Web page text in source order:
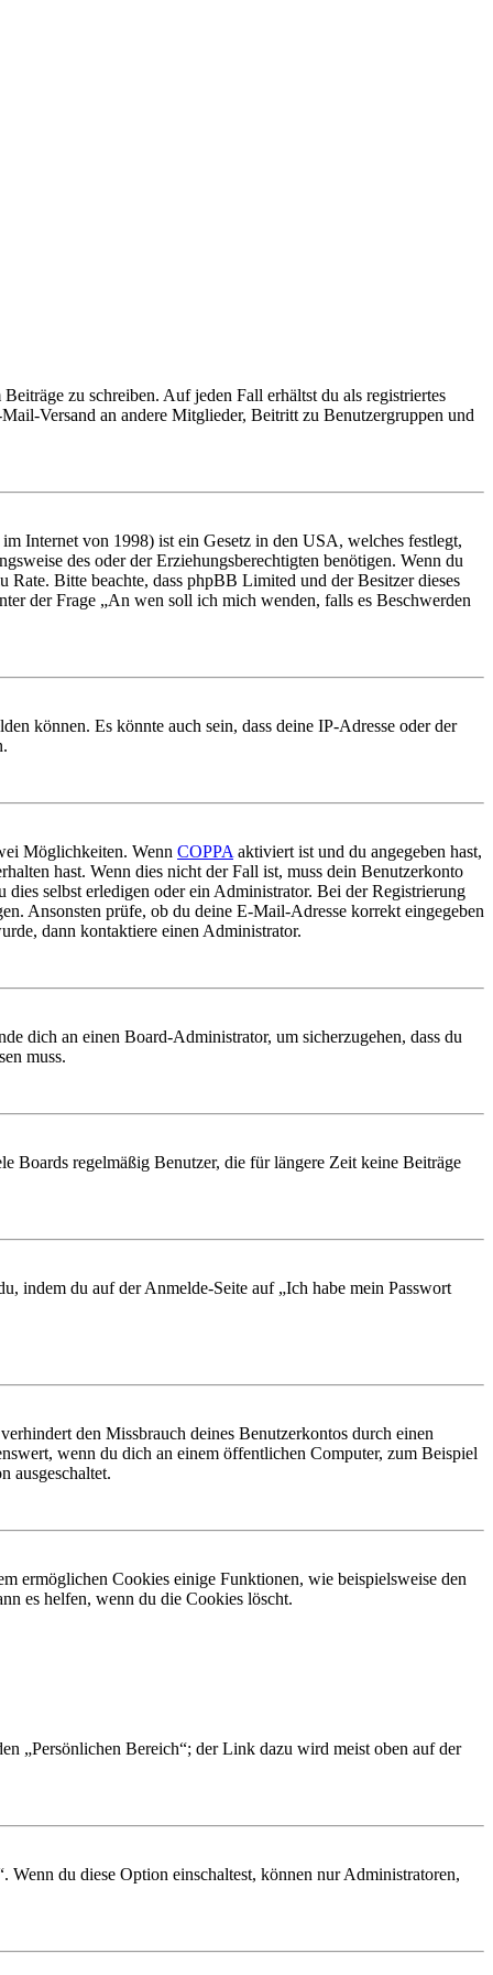
zu schreiben. Auf jeden Fall erhältst du als registriertes
Versand an andere Mitglieder, Beitritt zu Benutzergruppen und
Internet von 1998) ist ein Gesetz in den USA, welches festlegt,
des oder der Erziehungsberechtigten benötigen. Wenn du
Bitte beachte, dass phpBB Limited und der Besitzer dieses
der Frage „An wen soll ich mich wenden, falls es Beschwerden
können. Es könnte auch sein, dass deine IP-Adresse oder der
Möglichkeiten. Wenn COPPA aktiviert ist und du angegeben hast,
hast. Wenn dies nicht der Fall ist, muss dein Benutzerkonto
selbst erledigen oder ein Administrator. Bei der Registrierung
Ansonsten prüfe, ob du deine E-Mail-Adresse korrekt eingegeben
dann kontaktiere einen Administrator.
dich an einen Board-Administrator, um sicherzugehen, dass du
muss.
Boards regelmäßig Benutzer, die für längere Zeit keine Beiträge
indem du auf der Anmelde-Seite auf „Ich habe mein Passwort
den Missbrauch deines Benutzerkontos durch einen
wenn du dich an einem öffentlichen Computer, zum Beispiel
ausgeschaltet.
ermöglichen Cookies einige Funktionen, wie beispielsweise den
es helfen, wenn du die Cookies löscht.
„Persönlichen Bereich“; der Link dazu wird meist oben auf der
du diese Option einschaltest, können nur Administratoren,